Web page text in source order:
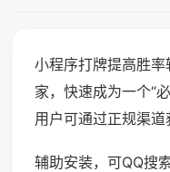
小程序打牌提高胜
家，快速成为一个“
用户可通过正规渠道
辅助安装，可QQ搜